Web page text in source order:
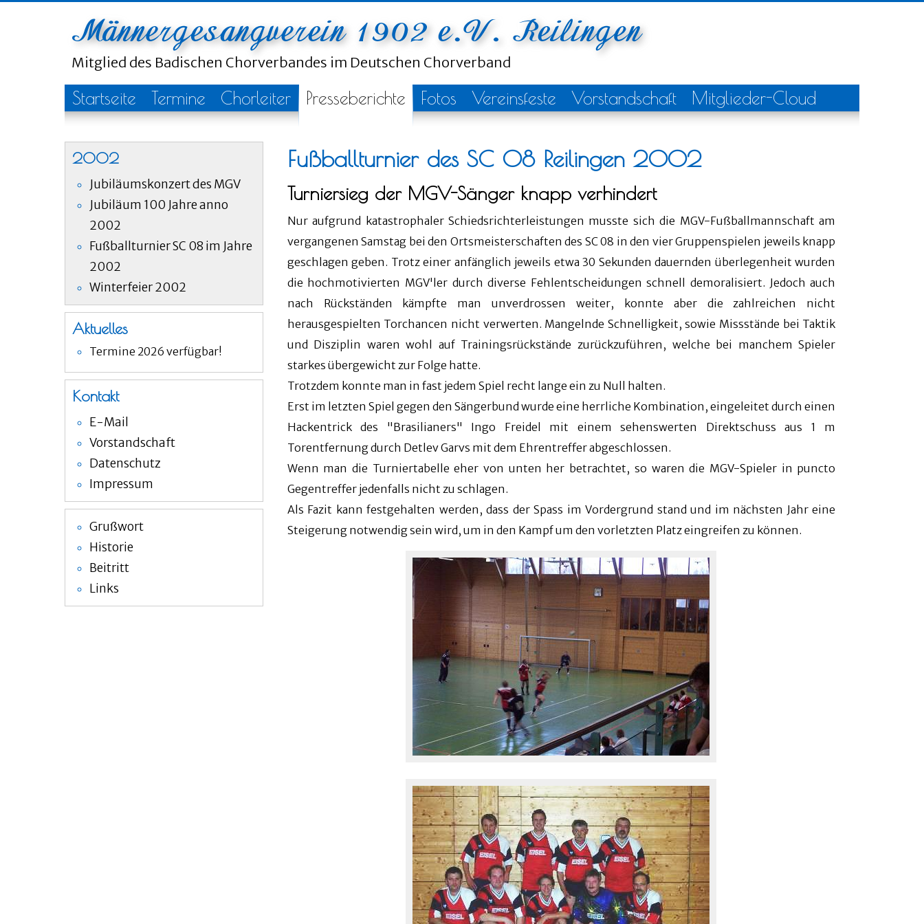
Mitglied des Badischen Chorverbandes im Deutschen Chorverband
Startseite Termine Chorleiter Presseberichte Fotos Vereinsfeste Vorstandschaft Mitglieder-Cloud
2002
Jubiläumskonzert des MGV
Jubiläum 100 Jahre anno
2002
Fußballturnier SC 08 im Jahre
2002
Winterfeier 2002
Aktuelles
Termine 2026 verfügbar!
Kontakt
E-Mail
Vorstandschaft
Datenschutz
Impressum
Grußwort
Historie
Beitritt
Links
Fußballturnier des SC 08 Reilingen 2002
Turniersieg der MGV-Sänger knapp verhindert
Nur aufgrund katastrophaler Schiedsrichterleistungen musste sich die MGV-Fußballmannschaft am
vergangenen Samstag bei den Ortsmeisterschaften des SC 08 in den vier Gruppenspielen jeweils knapp
geschlagen geben. Trotz einer anfänglich jeweils etwa 30 Sekunden dauernden überlegenheit wurden
die hochmotivierten MGV'ler durch diverse Fehlentscheidungen schnell demoralisiert. Jedoch auch
nach Rückständen kämpfte man unverdrossen weiter, konnte aber die zahlreichen nicht
herausgespielten Torchancen nicht verwerten. Mangelnde Schnelligkeit, sowie Missstände bei Taktik
und Disziplin waren wohl auf Trainingsrückstände zurückzuführen, welche bei manchem Spieler
starkes übergewicht zur Folge hatte.
Trotzdem konnte man in fast jedem Spiel recht lange ein zu Null halten.
Erst im letzten Spiel gegen den Sängerbund wurde eine herrliche Kombination, eingeleitet durch einen
Hackentrick des "Brasilianers" Ingo Freidel mit einem sehenswerten Direktschuss aus 1 m
Torentfernung durch Detlev Garvs mit dem Ehrentreffer abgeschlossen.
Wenn man die Turniertabelle eher von unten her betrachtet, so waren die MGV-Spieler in puncto
Gegentreffer jedenfalls nicht zu schlagen.
Als Fazit kann festgehalten werden, dass der Spass im Vordergrund stand und im nächsten Jahr eine
Steigerung notwendig sein wird, um in den Kampf um den vorletzten Platz eingreifen zu können.